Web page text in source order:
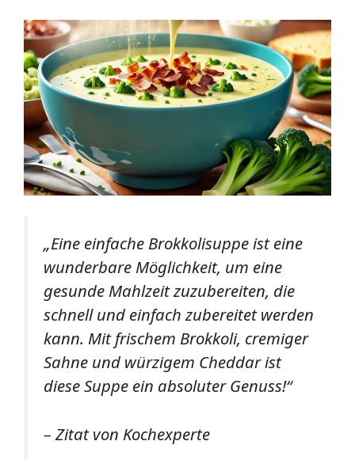
„Eine einfache Brokkolisuppe ist eine
wunderbare Möglichkeit, um eine
gesunde Mahlzeit zuzubereiten, die
schnell und einfach zubereitet werden
kann. Mit frischem Brokkoli, cremiger
Sahne und würzigem Cheddar ist
diese Suppe ein absoluter Genuss!“
– Zitat von Kochexperte